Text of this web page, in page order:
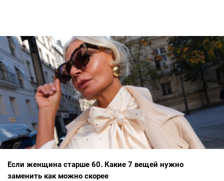
Если женщина старше 60. Какие 7 вещей нужно
заменить как можно скорее